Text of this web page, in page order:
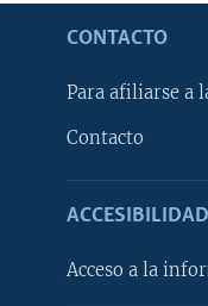
CONTACTO
Para afiliarse a
Contacto
ACCESIBILIDAD
Acceso a la